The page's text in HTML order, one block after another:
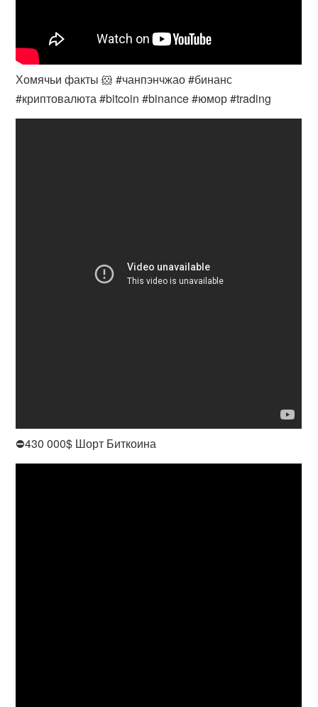
Хомячьи факты 🐹 #чанпэнчжао #бинанс
#криптовалюта #bitcoin #binance #юмор #trading
⛔️430 000$ Шорт Биткоина